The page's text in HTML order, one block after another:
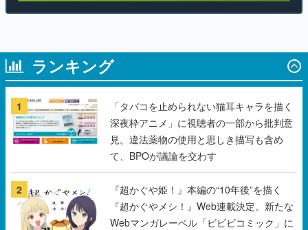
ランキング
1
「タバコを止められない猫耳キャラを描く
深夜枠アニメ」に視聴者の一部から批判意
見。違法薬物の使用と思しき描写も含め
て、BPOが議論を交わす
2
『超かぐや姫！』本編の“10年後”を描く
『超かぐやメシ！』Web連載決定。新たな
Webマンガレーベル「ビビビコミック」に